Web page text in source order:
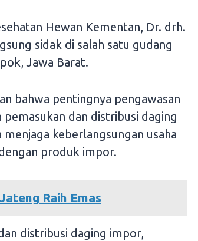
Hewan Kementan, Dr. drh.
sidak di salah satu gudang
Jawa Barat.
bahwa pentingnya pengawasan
dan distribusi daging
keberlangsungan usaha
produk impor.
Raih Emas
distribusi daging impor,